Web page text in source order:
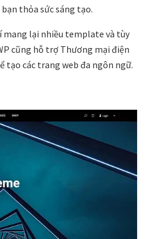
thỏa sức sáng tạo.
mang lại nhiều template và tùy
cũng hỗ trợ Thương mại điện
tạo các trang web đa ngôn ngữ.